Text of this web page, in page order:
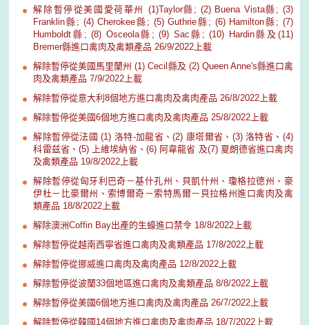
解除暫停從美國愛荷華州 (1)Taylor縣; (2) Buena Vista縣; (3)
Franklin縣; (4) Cherokee縣; (5) Guthrie縣; (6) Hamilton縣; (7)
Humboldt縣; (8) Osceola縣; (9) Sac縣; (10) Hardin縣及(11)
Bremer縣進口禽肉及禽類產品 26/9/2022上載
解除暫停從美國馬里蘭州 (1) Cecil縣及 (2) Queen Anne's縣進口禽
肉及禽類產品 7/9/2022上載
解除暫停從意大利8個地方進口禽肉及禽肉產品 26/8/2022上載
解除暫停從美國6個地方進口禽肉及禽肉產品 25/8/2022上載
解除暫停從法國 (1) 洛特-加龍省、(2) 康塔爾省、(3) 洛特省、(4)
科雷兹省、(5) 上維埃納省、(6) 阿韋龍省 及(7) 夏朗德省進口禽肉
及禽類產品 19/8/2022上載
解除暫停從匈牙利巴奇－基什孔州、貝凱什州、瓊格拉德州、豪
伊杜－比豪爾州、索博爾奇－索特馬爾－貝拉格州進口禽肉及禽
類產品 18/8/2022上載
解除澳洲Coffin Bay出產的生蠔進口禁令 18/8/2022上載
解除暫停從越南西寧省進口禽肉及禽類產品 17/8/2022上載
解除暫停從挪威進口禽肉及禽肉產品 12/8/2022上載
解除暫停從波蘭33個地區進口禽肉及禽類產品 8/8/2022上載
解除暫停從美國6個地方進口禽肉及禽肉產品 26/7/2022上載
解除暫停從韓國14個地方進口禽肉及禽肉產品 18/7/2022上載